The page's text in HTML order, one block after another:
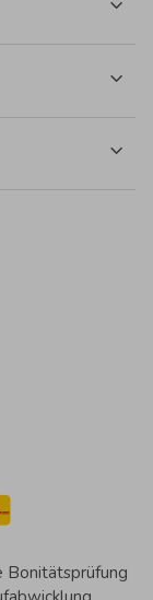
Bonitätsprüfung